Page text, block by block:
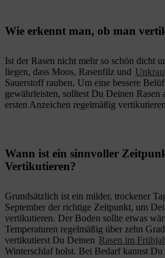
Wie erkennt man, ob man
Ist der Rasen nicht mehr so schön dicht
liegen, dass Moos, Rasenfilz und
Sauerstoff rauben. Um eine bessere
gewährleisten, solltest Du Deinen Rasen
ersten Anzeichen regelmäßig
Wann ist ein sinnvoller
Vertikutieren?
Grundsätzlich ist ein milder, trockener
September der richtige Zeitpunkt, um
vertikutieren. Der Boden sollte etwas
Temperaturen regelmäßig über zehn
vertikutierst Du Deinen Rasen im
Winterschlaf holst. Bei Bedarf kannst Du